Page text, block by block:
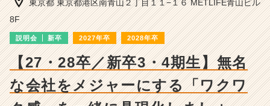
細
ベ
ン
チ
ャ
ー・
成
東京都 東京都港区南青山２丁目１１−１６ METLIFE青山ビル
8F
説明会 新卒 2027年卒 2028年卒
【27・28卒／新卒3・4期生】無名
な会社をメジャーにする「ワクワ